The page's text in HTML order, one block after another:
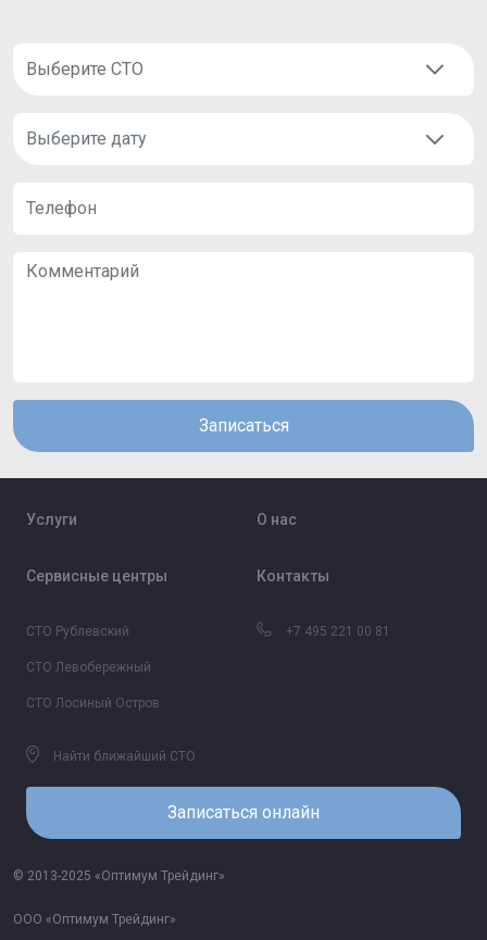
Записаться
Услуги О нас
Сервисные центры
СТО Рублевский
СТО Левобережный
СТО Лосиный Остров
Найти ближайший СТО
Контакты
+7 495 221 00 81
Записаться онлайн
© 2013-2025 «Оптимум Трейдинг»
ООО «Оптимум Трейдинг»